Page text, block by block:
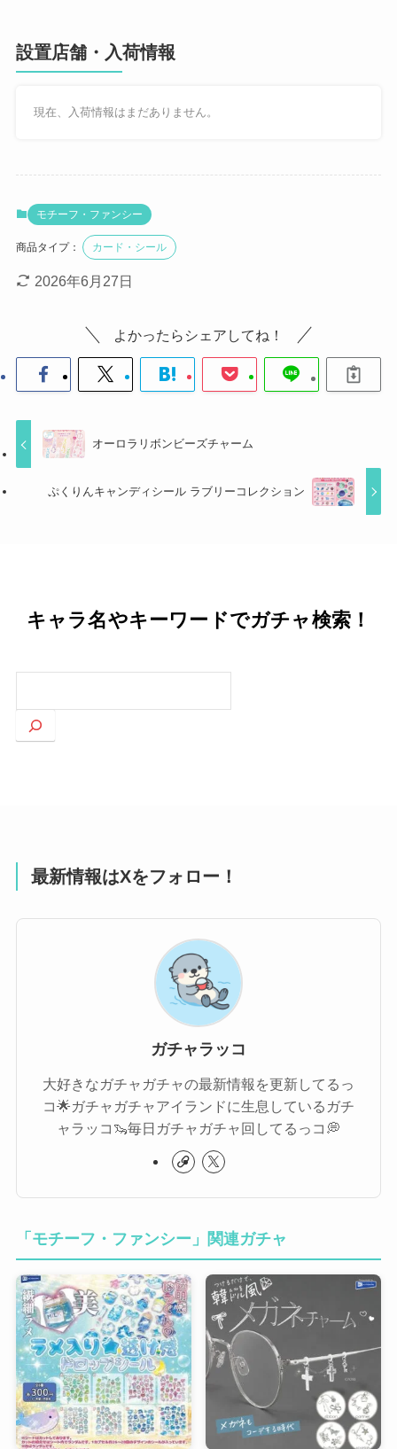
設置店舗・入荷情報
現在、入荷情報はまだありません。
モチーフ・ファンシー
商品タイプ： カード・シール
2026年6月27日
よかったらシェアしてね！
オーロラリボンビーズチャーム
ぷくりんキャンディシール ラブリーコレクション
キャラ名やキーワードでガチャ検索！
索
最新情報はXをフォロー！
ガチャラッコ
大好きなガチャガチャの最新情報を更新してるっ
コ🌟ガチャガチャアイランドに生息しているガチ
ャラッコ🦦毎日ガチャガチャ回してるっコ💭
「モチーフ・ファンシー」関連ガチャ